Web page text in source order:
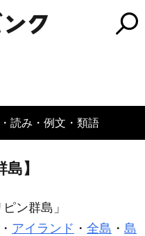
読み・例文・類語
】
ピン群島 」
・ アイランド ・ 全島 ・ 島